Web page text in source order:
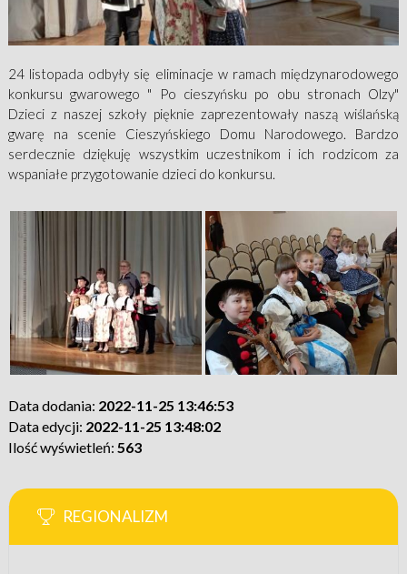
24 listopada odbyły się eliminacje w ramach międzynarodowego
konkursu gwarowego " Po cieszyńsku po obu stronach Olzy"
Dzieci z naszej szkoły pięknie zaprezentowały naszą wiślańską
gwarę na scenie Cieszyńskiego Domu Narodowego. Bardzo
serdecznie dziękuję wszystkim uczestnikom i ich rodzicom za
wspaniałe przygotowanie dzieci do konkursu.
Data dodania: 2022-11-25 13:46:53
Data edycji: 2022-11-25 13:48:02
Ilość wyświetleń: 563
REGIONALIZM